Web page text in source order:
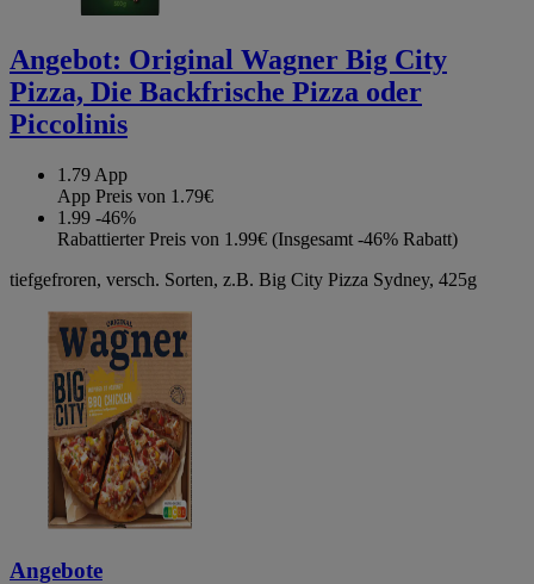
Angebot: Original Wagner Big City
Pizza, Die Backfrische Pizza oder
Piccolinis
1.79 App
App Preis von 1.79€
1.99 -46%
Rabattierter Preis von 1.99€ (Insgesamt -46% Rabatt)
tiefgefroren, versch. Sorten, z.B. Big City Pizza Sydney, 425g
Angebote